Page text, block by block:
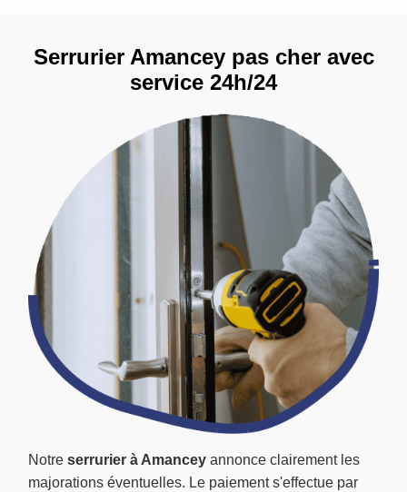
Notre serrurier à Amancey annonce clairement les
majorations éventuelles. Le paiement s'effectue par
Serrurier Amancey pas cher avec
service 24h/24